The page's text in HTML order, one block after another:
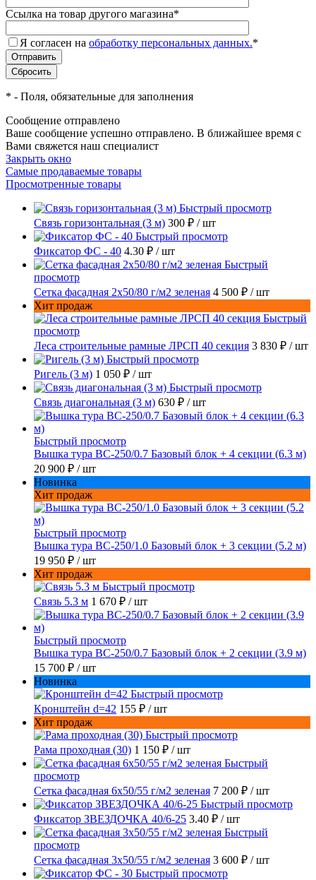
Ссылка на товар другого магазина*
Я согласен на обработку персональных данных.*
* - Поля, обязательные для заполнения
Сообщение отправлено
Ваше сообщение успешно отправлено. В ближайшее время с
Вами свяжется наш специалист
Закрыть окно
Самые продаваемые товары
Просмотренные товары
Быстрый просмотр
Связь горизонтальная (3 м) 300 ₽ / шт
Быстрый просмотр
Фиксатор ФС - 40 4.30 ₽ / шт
Быстрый
просмотр
Сетка фасадная 2x50/80 г/м2 зеленая 4 500 ₽ / шт
Хит продаж
Быстрый
просмотр
Леса строительные рамные ЛРСП 40 секция 3 830 ₽ / шт
Быстрый просмотр
Ригель (3 м) 1 050 ₽ / шт
Быстрый просмотр
Связь диагональная (3 м) 630 ₽ / шт
Быстрый просмотр
Вышка тура ВС-250/0.7 Базовый блок + 4 секции (6.3 м)
20 900 ₽ / шт
Новинка
Хит продаж
Быстрый просмотр
Вышка тура ВС-250/1.0 Базовый блок + 3 секции (5.2 м)
19 950 ₽ / шт
Хит продаж
Быстрый просмотр
Связь 5.3 м 1 670 ₽ / шт
Быстрый просмотр
Вышка тура ВС-250/0.7 Базовый блок + 2 секции (3.9 м)
15 700 ₽ / шт
Новинка
Быстрый просмотр
Кронштейн d=42 155 ₽ / шт
Хит продаж
Быстрый просмотр
Рама проходная (30) 1 150 ₽ / шт
Быстрый
просмотр
Сетка фасадная 6x50/55 г/м2 зеленая 7 200 ₽ / шт
Быстрый просмотр
Фиксатор ЗВЕЗДОЧКА 40/6-25 3.40 ₽ / шт
Быстрый
просмотр
Сетка фасадная 3x50/55 г/м2 зеленая 3 600 ₽ / шт
Быстрый просмотр